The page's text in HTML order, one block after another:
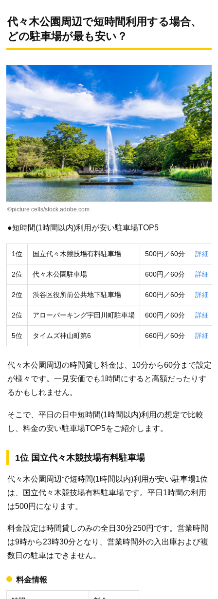
代々木公園周辺で短時間利用する場合、
どの駐車場が最も安い？
©picture cells/stock.adobe.com
●短時間(1時間以内)利用が安い駐車場TOP5
1位 国立代々木競技場有料駐車場 500円／60分 詳細
2位 代々木公園駐車場 600円／60分 詳細
2位 渋谷区役所前公共地下駐車場 600円／60分 詳細
2位 アローパーキング宇田川町駐車場 600円／60分 詳細
5位 タイムズ神山町第6 660円／60分 詳細
代々木公園周辺の時間貸し料金は、10分から60分まで設定
が様々です。一見安価でも1時間にすると高額だったりす
るかもしれません。
そこで、平日の日中短時間(1時間以内)利用の想定で比較
し、料金の安い駐車場TOP5をご紹介します。
1位 国立代々木競技場有料駐車場
代々木公園周辺で短時間(1時間以内)利用が安い駐車場1位
は、国立代々木競技場有料駐車場です。平日1時間の利用
は500円になります。
料金設定は時間貸しのみの全日30分250円です。営業時間
は9時から23時30分となり、営業時間外の入出庫および複
数日の駐車はできません。
料金情報